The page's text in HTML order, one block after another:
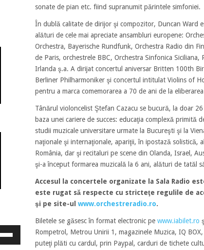
sonate de pian etc. fiind supranumit părintele simfoniei.
În dublă calitate de dirijor şi compozitor, Duncan Ward
alături de cele mai apreciate ansambluri europene:
Orchestra, Bayerische Rundfunk, Orchestra Radio din
de Paris, orchestrele BBC, Orchestra Sinfonica
Irlanda ş.a. A dirijat concertul aniversar Britten 100th
Berliner Philharmoniker şi concertul intitulat Violins of
pentru a marca comemorarea a 70 de ani de la
Tânărul violoncelist Ştefan Cazacu se bucură, la doar
baza unei cariere de succes: educaţia complexă primită
studii muzicale universitare urmate la Bucureşti şi la
naţionale şi internaţionale, apariţii, în ipostază solistică,
România, dar şi recitaluri pe scene din Olanda, Israel,
şi-a început formarea muzicală la 6 ani, alături de tatăl
Accesul la concertele organizate la Sala Radio
este rugat să respecte cu stricteţe regulile de
şi pe site-ul www.orchestreradio.ro.
Biletele se găsesc în format electronic pe www.iabilet.ro
Rompetrol, Metrou Unirii 1, magazinele Muzica, IQ
puteţi plăti cu cardul, prin Paypal, carduri de tichete